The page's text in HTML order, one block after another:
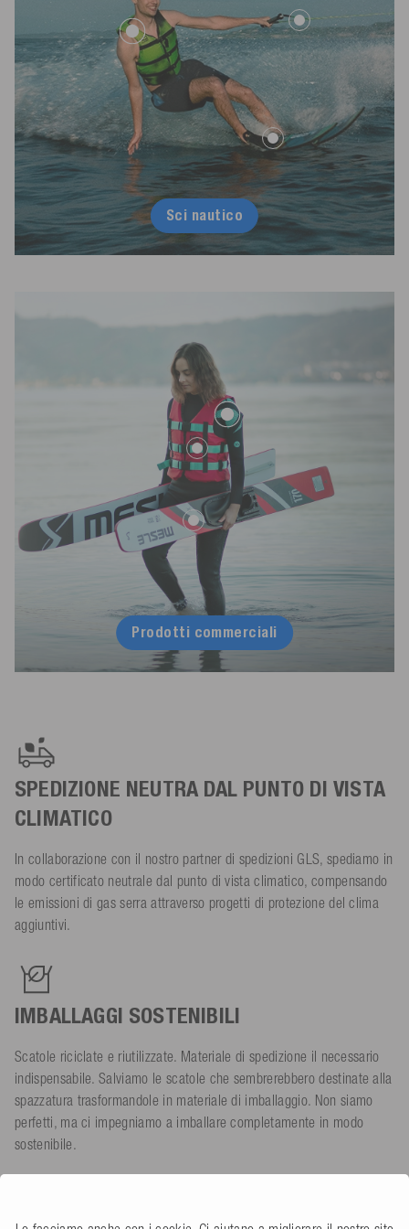
Sci nautico
Prodotti commerciali
SPEDIZIONE NEUTRA DAL PUNTO DI VISTA
CLIMATICO
In collaborazione con il nostro partner di spedizioni GLS, spediamo in
modo certificato neutrale dal punto di vista climatico, compensando
le emissioni di gas serra attraverso progetti di protezione del clima
aggiuntivi.
IMBALLAGGI SOSTENIBILI
Scatole riciclate e riutilizzate. Materiale di spedizione il necessario
indispensabile. Salviamo le scatole che sembrerebbero destinate alla
spazzatura trasformandole in materiale di imballaggio. Non siamo
perfetti, ma ci impegniamo a imballare completamente in modo
sostenibile.